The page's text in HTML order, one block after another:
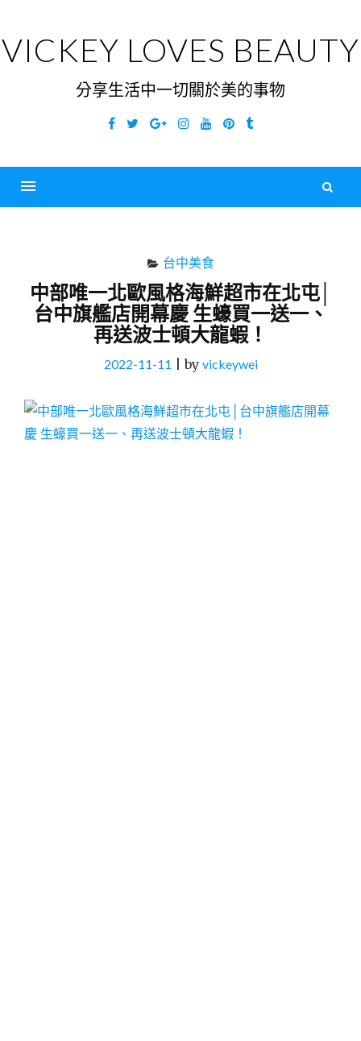
content
VICKEY LOVES BEAUTY
分享生活中一切關於美的事物
Facebook
TwitterGoogleInstagramYouTubePinterest
Tumblr
台中美食
中部唯一北歐風格海鮮超市在北屯│
台中旗艦店開幕慶 生蠔買一送一、
再送波士頓大龍蝦！
2022-11-11 |by vickeywei